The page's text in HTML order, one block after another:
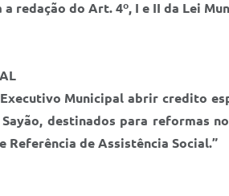
redação do Art. 4º, I e II da Lei
Municipal abrir credito
destinados para reformas
Referência de Assistência Social.”